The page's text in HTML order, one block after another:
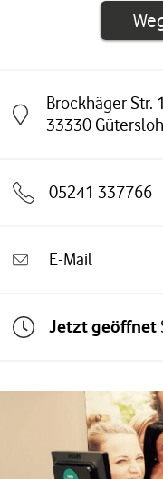
Brockhäger Str.
33330 Gütersloh
Link öffnet in einem
05241 337766
E-Mail
Jetzt geöffnet